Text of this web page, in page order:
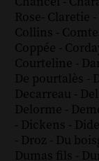
Rose- Claretie -
Collins -
Coppée -
Courteline -
De pourtalès -
Decarreau - Del
Delorme -
- Dickens -
- Droz - Du
Dumas fils -